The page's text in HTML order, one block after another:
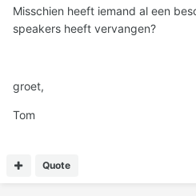
Misschien heeft iemand al een
speakers heeft vervangen?
groet,
Tom
Quote